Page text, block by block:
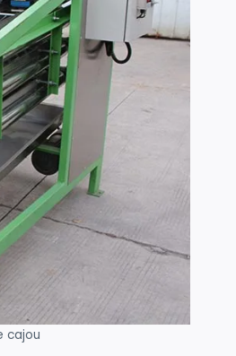
cajou